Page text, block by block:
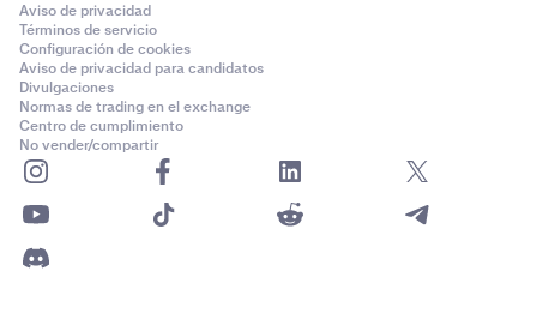
Aviso de privacidad
Términos de servicio
Configuración de cookies
Aviso de privacidad para candidatos
Divulgaciones
Normas de trading en el exchange
Centro de cumplimiento
No vender/compartir